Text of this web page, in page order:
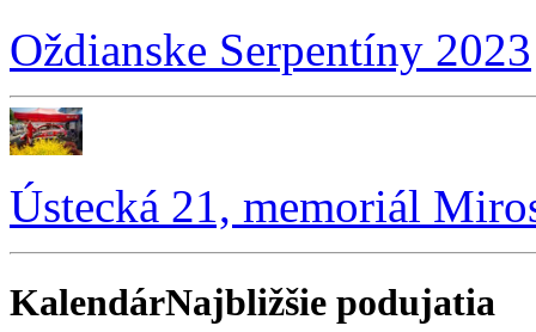
Oždianske Serpentíny 2023
Ústecká 21, memoriál
KalendárNajbližšie podujatia